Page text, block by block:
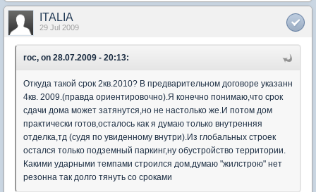
ITALIA
29 Jul 2009
roc, on 28.07.2009 - 20:13:
Откуда такой срок 2кв.2010? В предварительном договоре указанн
4кв. 2009.(правда ориентировочно).Я конечно понимаю,что срок
сдачи дома может затянутся,но не настолько же.И потом дом
практически готов,осталось как я думаю только внутренняя
отделка,тд (судя по увиденному внутри).Из глобальных строек
остался только подземный паркинг,ну обустройство территории.
Какими ударными темпами строился дом,думаю "жилстрою" нет
резонна так долго тянуть со сроками